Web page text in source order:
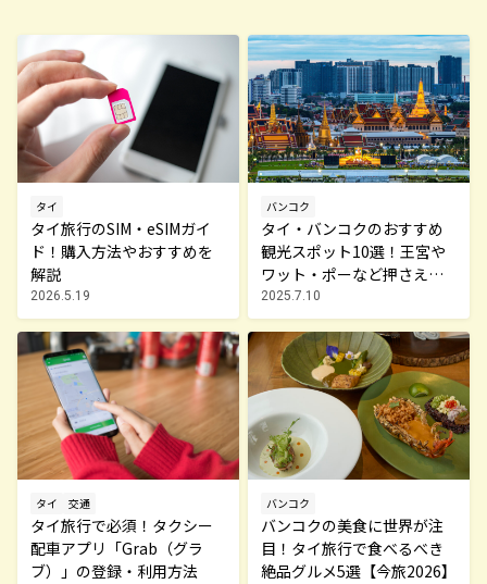
タイ
タイ旅行のSIM・eSIMガイ
ド！購入方法やおすすめを
解説
2026.5.19
バンコク
タイ・バンコクのおすすめ
観光スポット10選！王宮や
ワット・ポーなど押さえて
おきたい名所を紹介
2025.7.10
タイ 交通
タイ旅行で必須！タクシー
配車アプリ「Grab（グラ
ブ）」の登録・利用方法
バンコク
バンコクの美食に世界が注
目！タイ旅行で食べるべき
絶品グルメ5選【今旅2026】